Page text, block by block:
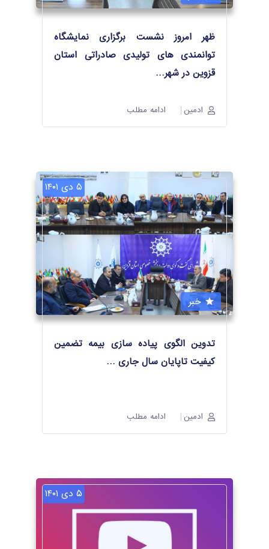
ظهر امروز نشست برگزاری نمایشگاه
توانمندی های تولیدی صادراتی استان
قزوین در شهر…
ادمین ادامه مطلب
۵ دی ۱۴۰۱
خبر
تدوین الگوی پیاده سازی بیمه تضمین
کیفیت تاپایان سال جاری …
ادمین ادامه مطلب
۵ دی ۱۴۰۱